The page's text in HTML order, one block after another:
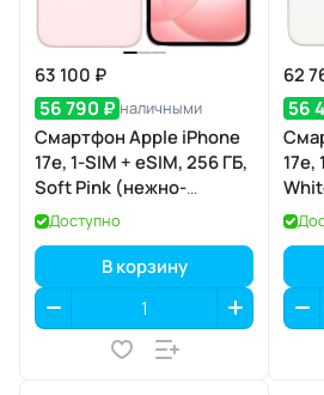
63 100 ₽
56 790 ₽ наличными
Смартфон Apple iPhone
17e, 1-SIM + eSIM, 256 ГБ,
Soft Pink (нежно-
розовый)
Доступно
В корзину
62
56
17e,